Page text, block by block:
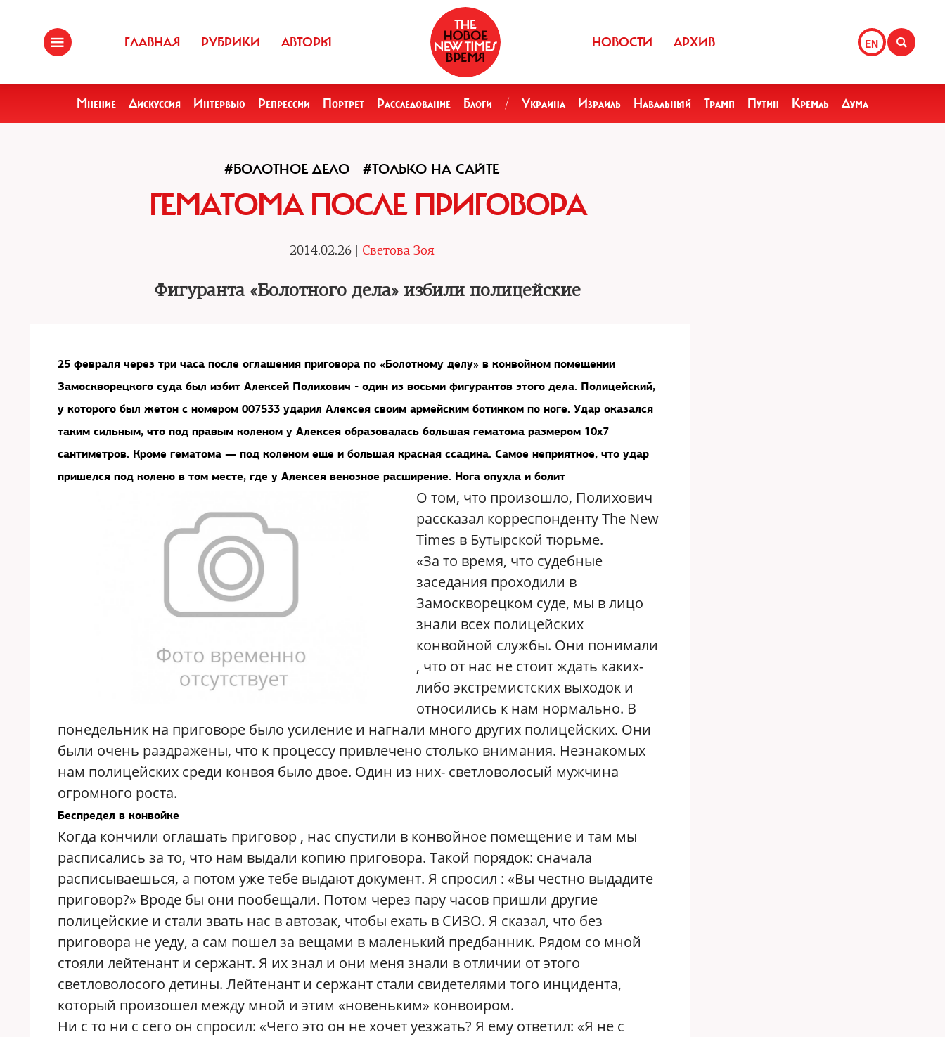
ГЛАВНАЯ РУБРИКИ АВТОРЫ EN
НОВОСТИ АРХИВ
Мнение Дискуссия Интервью Репрессии Портрет Расследование Блоги / Украина Израиль Навальный Трамп Путин Кремль Дума
#БОЛОТНОЕ ДЕЛО #ТОЛЬКО НА САЙТЕ
ГЕМАТОМА ПОСЛЕ ПРИГОВОРА
2014.02.26 | Светова Зоя
Фигуранта «Болотного дела» избили полицейские
25 февраля через три часа после оглашения приговора по «Болотному делу» в конвойном помещении
Замоскворецкого суда был избит Алексей Полихович - один из восьми фигурантов этого дела. Полицейский,
у которого был жетон с номером 007533 ударил Алексея своим армейским ботинком по ноге. Удар оказался
таким сильным, что под правым коленом у Алексея образовалась большая гематома размером 10х7
сантиметров. Кроме гематома — под коленом еще и большая красная ссадина. Самое неприятное, что удар
пришелся под колено в том месте, где у Алексея венозное расширение. Нога опухла и болит
О том, что произошло, Полихович
рассказал корреспонденту The New
Times в Бутырской тюрьме.
«За то время, что судебные
заседания проходили в
Замоскворецком суде, мы в лицо
знали всех полицейских
конвойной службы. Они понимали
, что от нас не стоит ждать каких-
либо экстремистских выходок и
относились к нам нормально. В
понедельник на приговоре было усиление и нагнали много других полицейских. Они
были очень раздражены, что к процессу привлечено столько внимания. Незнакомых
нам полицейских среди конвоя было двое. Один из них- светловолосый мужчина
огромного роста.
Беспредел в конвойке
Когда кончили оглашать приговор , нас спустили в конвойное помещение и там мы
расписались за то, что нам выдали копию приговора. Такой порядок: сначала
расписываешься, а потом уже тебе выдают документ. Я спросил : «Вы честно выдадите
приговор?» Вроде бы они пообещали. Потом через пару часов пришли другие
полицейские и стали звать нас в автозак, чтобы ехать в СИЗО. Я сказал, что без
приговора не уеду, а сам пошел за вещами в маленький предбанник. Рядом со мной
стояли лейтенант и сержант. Я их знал и они меня знали в отличии от этого
светловолосого детины. Лейтенант и сержант стали свидетелями того инцидента,
который произошел между мной и этим «новеньким» конвоиром.
Ни с то ни с сего он спросил: «Чего это он не хочет уезжать? Я ему ответил: «Я не с